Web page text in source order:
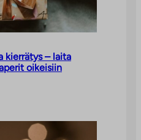
kierrätys – laita
oikeisiin